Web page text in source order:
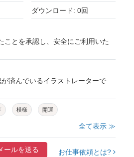
ダウンロード: 0回
ことを承認し、安全にご利用いた
済んでいるイラストレーターで
模様 開運
全て表示 ≫
ールを送る お仕事依頼とは?